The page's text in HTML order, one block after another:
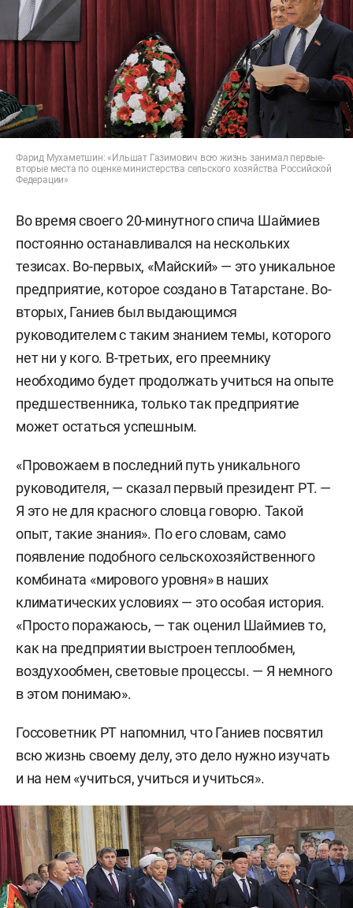
Фарид Мухаметшин: «Ильшат Газимович всю жизнь занимал первые-
вторые места по оценке министерства сельского хозяйства Российской
Федерации»
Во время своего 20-минутного спича Шаймиев
постоянно останавливался на нескольких
тезисах. Во-первых, «Майский» — это уникальное
предприятие, которое создано в Татарстане. Во-
вторых, Ганиев был выдающимся
руководителем с таким знанием темы, которого
нет ни у кого. В-третьих, его преемнику
необходимо будет продолжать учиться на опыте
предшественника, только так предприятие
может остаться успешным.
«Провожаем в последний путь уникального
руководителя, — сказал первый президент РТ. —
Я это не для красного словца говорю. Такой
опыт, такие знания». По его словам, само
появление подобного сельскохозяйственного
комбината «мирового уровня» в наших
климатических условиях — это особая история.
«Просто поражаюсь, — так оценил Шаймиев то,
как на предприятии выстроен теплообмен,
воздухообмен, световые процессы. — Я немного
в этом понимаю».
Госсоветник РТ напомнил, что Ганиев посвятил
всю жизнь своему делу, это дело нужно изучать
и на нем «учиться, учиться и учиться».